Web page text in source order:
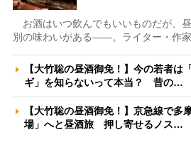
お酒はいつ飲んでもいいものだが、
別の味わいがある――。ライター・作
【大竹聡の昼酒御免！】今の若者は
ギ」を知らないって本当？ 昔の…
【大竹聡の昼酒御免！】京急線で多
場」へと昼酒旅 押し寄せるノス…